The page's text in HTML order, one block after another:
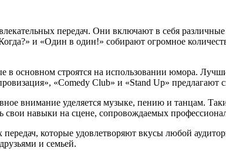
передач. Они включают в себя
и «Один в один!» собирают огромное
в основном строятся на использовании юмора.
«Comedy Club» и «Stand Up» предлагают
внимание уделяется музыке, пению и танцам.
свои навыки на сцене, сопровождаемых
которые удовлетворяют вкусы любой
и семьей.